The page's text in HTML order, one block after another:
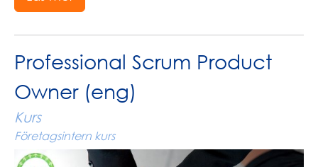
Professional Scrum Product
Owner (eng)
Kurs
Företagsintern kurs